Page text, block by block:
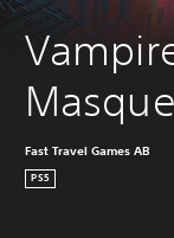
Fast Travel Games AB
PS5